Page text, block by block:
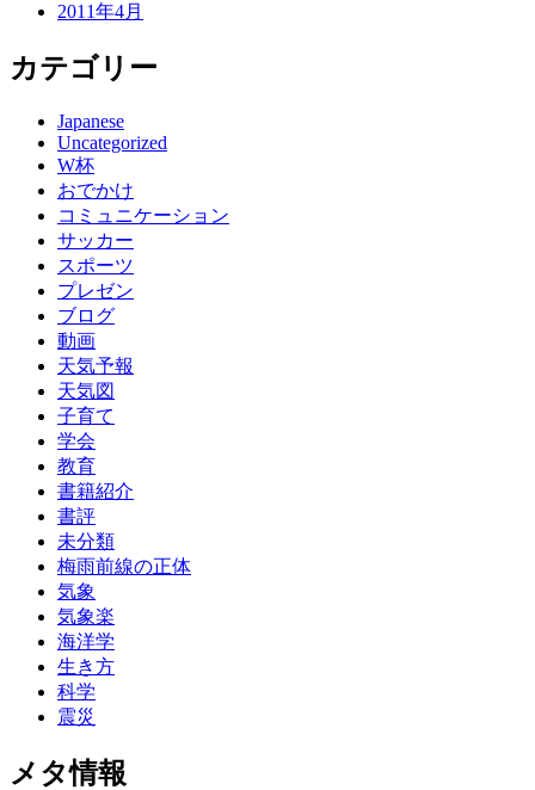
2011年4月
カテゴリー
Japanese
Uncategorized
W杯
おでかけ
コミュニケーション
サッカー
スポーツ
プレゼン
ブログ
動画
天気予報
天気図
子育て
学会
教育
書籍紹介
書評
未分類
梅雨前線の正体
気象
気象楽
海洋学
生き方
科学
震災
メタ情報